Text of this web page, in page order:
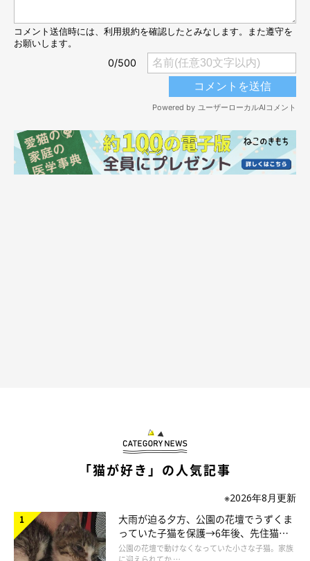
「猫が好き」の人気記事
※2026年8月更新
大雨が迫る夕方、公園の花壇でうずくま
っていた子猫を保護→6年後、先住猫
と“姉妹”のような関係に
公園の花壇で動けなくなっていた小さな子猫。家族